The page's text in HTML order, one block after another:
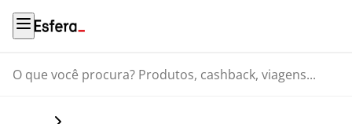
O que você procura? Produtos, cashback, viagens...